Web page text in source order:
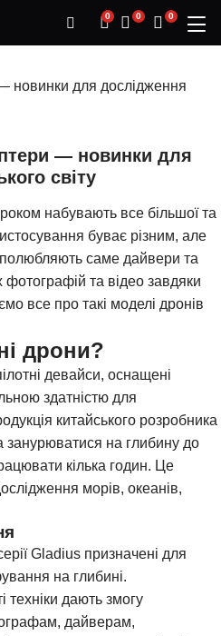
0 0 0
новинки для дослідження
— новинки для
світу
набувають все більшої та
буває різним, але
полюбляють саме дайвери та
та відео завдяки
все про такі моделі дронів
дрони?
девайси, оснащені
здатністю для
китайського розробника
на глибину до
кілька годин. Це
морів, океанів,
Gladius призначені для
на глибині.
техніки дають змогу
дайверам,